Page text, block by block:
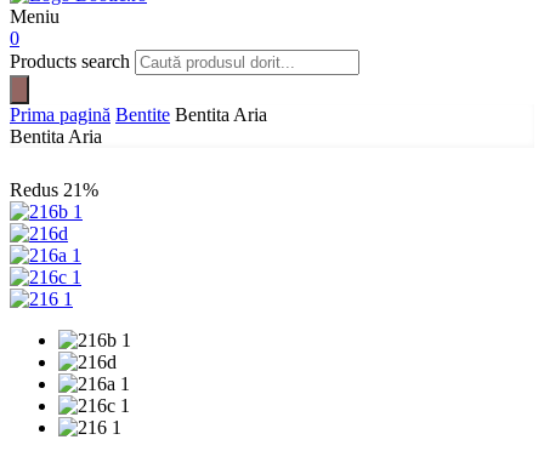
Meniu
0
Products search
Prima pagină Bentite Bentita Aria
Bentita Aria
Redus 21%